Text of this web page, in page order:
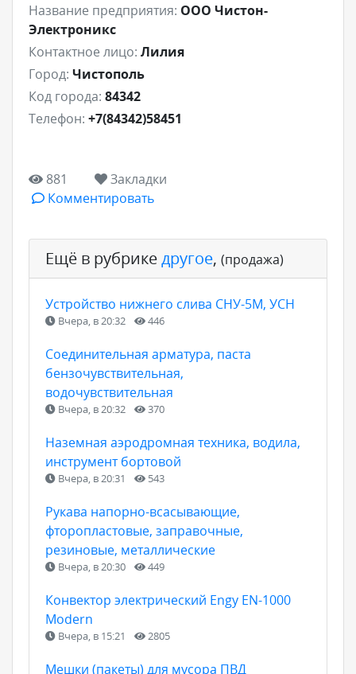
Название предприятия: ООО Чистон-
Электроникс
Контактное лицо: Лилия
Город: Чистополь
Код города: 84342
Телефон: +7(84342)58451
881
Закладки
Комментировать
Ещё в рубрикедругое, (продажа)
Устройство нижнего слива СНУ-5М, УСН
Вчера, в 20:32 446
Соединительная арматура, паста
бензочувствительная,
водочувствительная
Вчера, в 20:32 370
Наземная аэродромная техника, водила,
инструмент бортовой
Вчера, в 20:31 543
Рукава напорно-всасывающие,
фторопластовые, заправочные,
резиновые, металлические
Вчера, в 20:30 449
Конвектор электрический Engy EN-1000
Modern
Вчера, в 15:21 2805
Мешки (пакеты) для мусора ПВД